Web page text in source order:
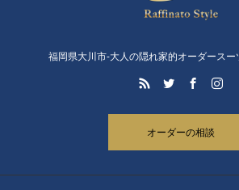
福岡県大川市-大人の隠れ家的オーダース
オーダーの相談